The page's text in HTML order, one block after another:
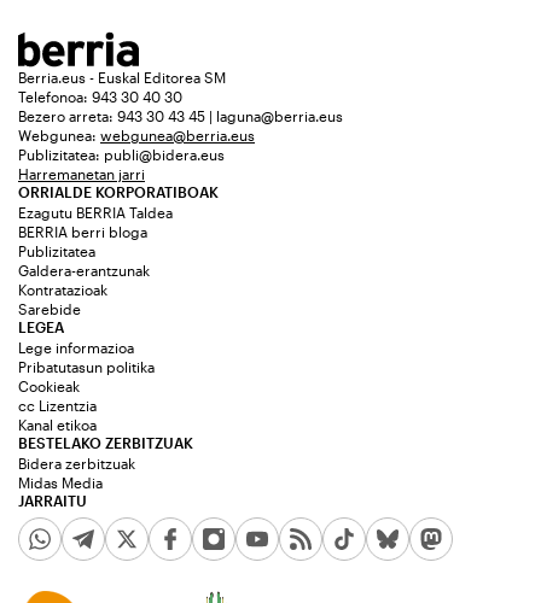
Berria.eus - Euskal Editorea SM
Telefonoa: 943 30 40 30
Bezero arreta: 943 30 43 45 | laguna@berria.eus
Webgunea: webgunea@berria.eus
Publizitatea: publi@bidera.eus
Harremanetan jarri
ORRIALDE KORPORATIBOAK
Ezagutu BERRIA Taldea
BERRIA berri bloga
Publizitatea
Galdera-erantzunak
Kontratazioak
Sarebide
JARRAITU
LEGEA
Lege informazioa
Pribatutasun politika
Cookieak
cc Lizentzia
Kanal etikoa
BESTELAKO ZERBITZUAK
Bidera zerbitzuak
Midas Media